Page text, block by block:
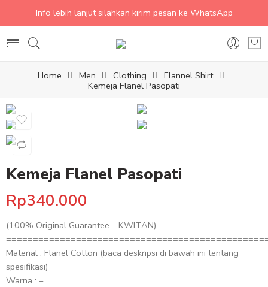
Info lebih lanjut silahkan kirim pesan ke WhatsApp
Home Men Clothing
Flannel Shirt
Kemeja Flanel Pasopati
Kemeja Flanel Pasopati
Rp340.000
(100% Original Guarantee – KWITAN)
Material : Flanel Cotton (baca deskripsi di bawah ini tentang
spesifikasi)
Warna : –